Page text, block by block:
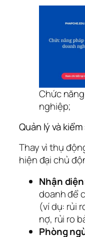
Chức
nghiệp;
Quản lý và
Thay vì thụ
hiện đại chủ
Nhận
doanh để
(ví dụ: rủi
nợ, rủi ro
Phòng